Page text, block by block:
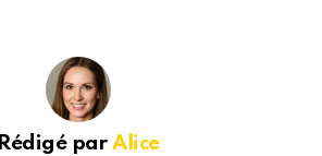
Rédigé parAlice